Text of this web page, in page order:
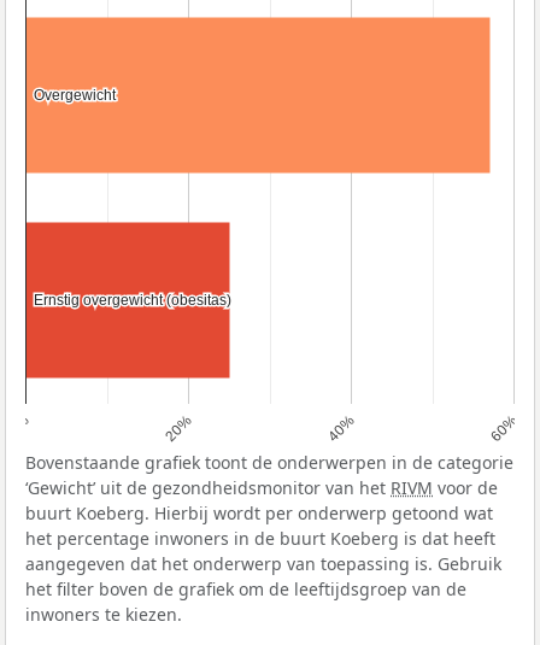
0% 20% 40% 60%
Overgewicht
Overgewicht
Ernstig overgewicht (obesitas)
Ernstig overgewicht (obesitas)
Bovenstaande grafiek toont de onderwerpen in de categorie
‘Gewicht’ uit de gezondheidsmonitor van het RIVM voor de
buurt Koeberg. Hierbij wordt per onderwerp getoond wat
het percentage inwoners in de buurt Koeberg is dat heeft
aangegeven dat het onderwerp van toepassing is. Gebruik
het filter boven de grafiek om de leeftijdsgroep van de
inwoners te kiezen.